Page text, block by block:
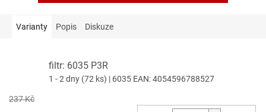
Varianty Popis Diskuze
filtr: 6035 P3R
1 - 2 dny (72 ks) | 6035 EAN:4054596788527
237 Kč